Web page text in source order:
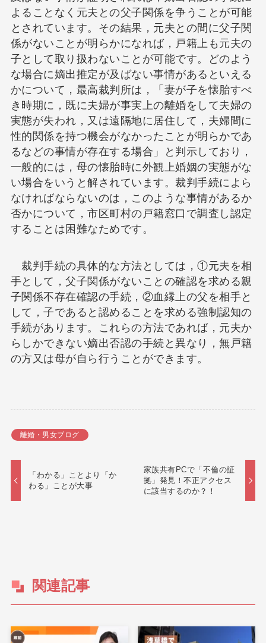
よることなく元夫との父子関係を争うことが可能
とされています。その結果，元夫との間に父子関
係がないことが明らかになれば，戸籍上も元夫の
子として取り扱わないことが可能です。どのよう
な場合に嫡出推定が及ばない事情があるといえる
かについて，最高裁判所は，「妻が子を懐胎すべ
き時期に，既に夫婦が事実上の離婚をして夫婦の
実態が失われ，又は遠隔地に居住して，夫婦間に
性的関係を持つ機会がなかったことが明らかであ
るなどの事情が存在する場合」と判示しており，
一般的には，母の懐胎時に外観上婚姻の実態がな
い場合をいうと解されています。裁判手続によら
なければならないのは，このような事情があるか
否かについて，市区町村の戸籍窓口で調査し認定
することは困難なためです。
裁判手続の具体的な方法としては，①元夫を相
手として，父子関係がないことの確認を求める親
子関係不存在確認の手続，②血縁上の父を相手と
して，子であると認めることを求める強制認知の
手続があります。これらの方法であれば，元夫か
らしかできない嫡出否認の手続と異なり，無戸籍
の方又は母が自ら行うことができます。
離婚・男女ブログ
「わかる」ことより「か
わる」ことが大事
家族共有PCで「不倫の証
拠」発見！不正アクセス
に該当するのか？！
関連記事